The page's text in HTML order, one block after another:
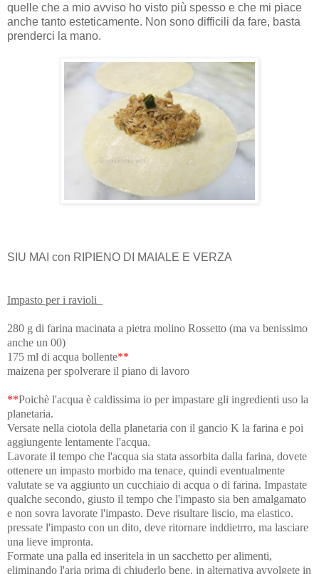
quelle che a mio avviso ho visto più spesso e che mi piace
anche tanto esteticamente. Non sono difficili da fare, basta
prenderci la mano.
SIU MAI con RIPIENO DI MAIALE E VERZA
Impasto per i ravioli
280 g di farina macinata a pietra molino Rossetto (ma va benissimo
anche un 00)
175 ml di acqua bollente**
maizena per spolverare il piano di lavoro
**Poichè l'acqua è caldissima io per impastare gli ingredienti uso la
planetaria.
Versate nella ciotola della planetaria con il gancio K la farina e poi
aggiungente lentamente l'acqua.
Lavorate il tempo che l'acqua sia stata assorbita dalla farina, dovete
ottenere un impasto morbido ma tenace, quindi eventualmente
valutate se va aggiunto un cucchiaio di acqua o di farina. Impastate
qualche secondo, giusto il tempo che l'impasto sia ben amalgamato
e non sovra lavorate l'impasto. Deve risultare liscio, ma elastico.
pressate l'impasto con un dito, deve ritornare inddietrro, ma lasciare
una lieve impronta.
Formate una palla ed inseritela in un sacchetto per alimenti,
eliminando l'aria prima di chiuderlo bene, in alternativa avvolgete in